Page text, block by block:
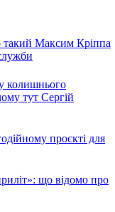
такий Максим Кріппа
колишнього
тут Сергій
проєкті для
що відомо про